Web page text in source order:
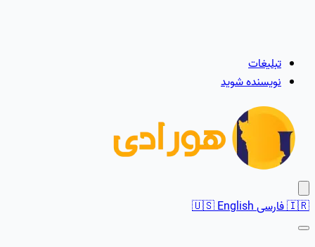
تبلیغات
نویسنده شوید
🇮🇷فارسی 🇺🇸English